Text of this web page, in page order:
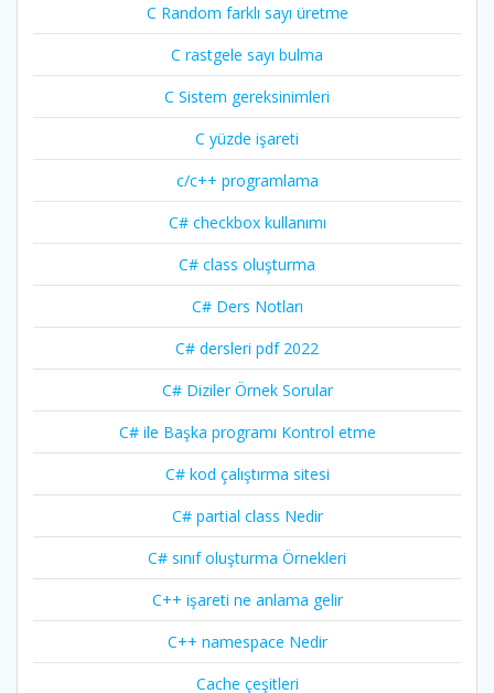
C Random farklı sayı üretme
C rastgele sayı bulma
C Sistem gereksinimleri
C yüzde işareti
c/c++ programlama
C# checkbox kullanımı
C# class oluşturma
C# Ders Notları
C# dersleri pdf 2022
C# Diziler Örnek Sorular
C# ile Başka programı Kontrol etme
C# kod çalıştırma sitesi
C# partial class Nedir
C# sınıf oluşturma Örnekleri
C++ işareti ne anlama gelir
C++ namespace Nedir
Cache çeşitleri